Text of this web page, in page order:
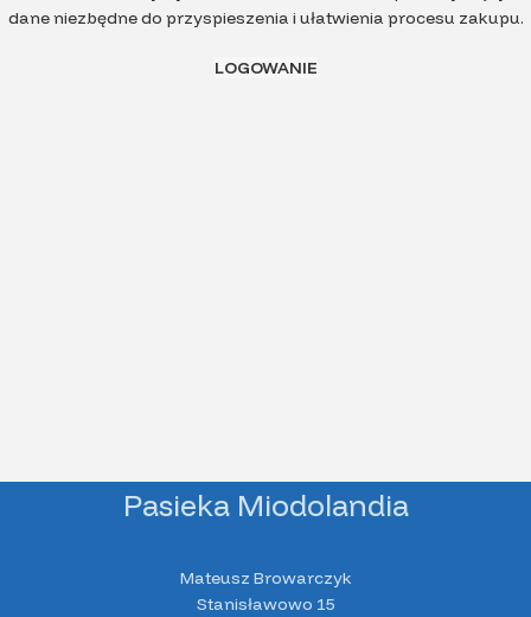
dane niezbędne do przyspieszenia i ułatwienia procesu zakupu.
LOGOWANIE
Pasieka Miodolandia
Mateusz Browarczyk
Stanisławowo 15